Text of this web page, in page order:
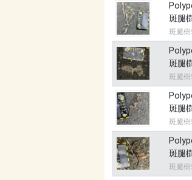
斑腿
斑腿
斑腿
斑腿
斑腿
斑腿
斑腿
斑腿